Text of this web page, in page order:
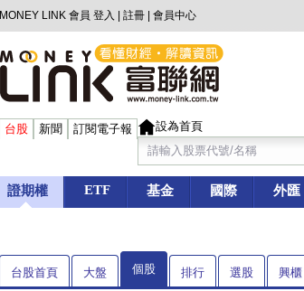
MONEY LINK 會員 登入 註冊 會員中心
台股 新聞 訂閱電子報 設為首頁
證期權 ETF 基金 國際 外匯
台股首頁 大盤 個股 排行 選股 興櫃